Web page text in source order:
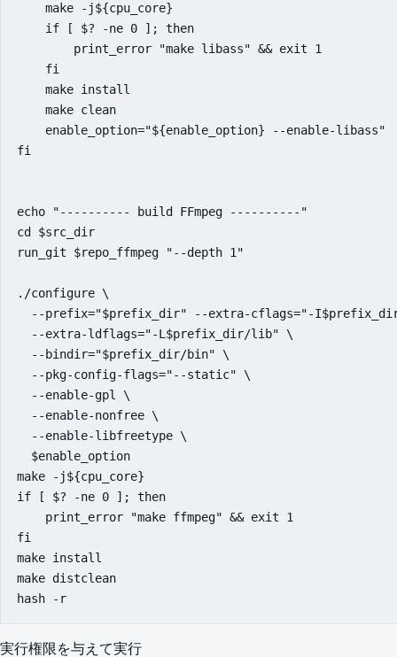
    make -j${cpu_core}
    if [ $? -ne 0 ]; then
        print_error "make libass" && exit 1
    fi
    make install
    make clean
    enable_option="${enable_option} --enable-libass"
fi
echo "---------- build FFmpeg ----------"
cd $src_dir
run_git $repo_ffmpeg "--depth 1"
./configure \
--prefix="$prefix_dir" --extra-cflags="-
  --extra-ldflags="-L$prefix_dir/lib" \
  --bindir="$prefix_dir/bin" \
  --pkg-config-flags="--static" \
  --enable-gpl \
  --enable-nonfree \
  --enable-libfreetype \
  $enable_option
make -j${cpu_core}
if [ $? -ne 0 ]; then
    print_error "make ffmpeg" && exit 1
fi
make install
make distclean
実行権限を与えて実行